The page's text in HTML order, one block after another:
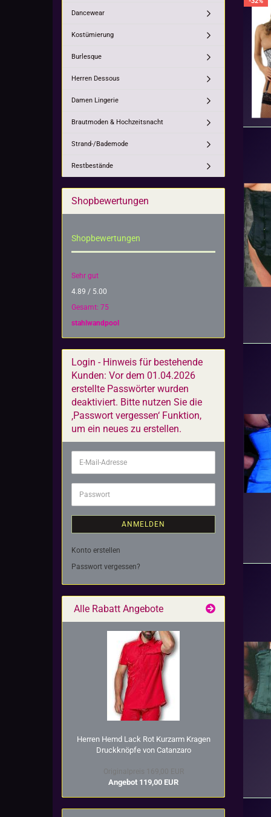
Dancewear
Kostümierung
Burlesque
Herren Dessous
Damen Lingerie
Brautmoden & Hochzeitsnacht
Strand-/Bademode
Restbestände
Shopbewertungen
Shopbewertungen
Sehr gut
4.89 / 5.00
Gesamt: 75
stahlwandpool
Login - Hinweis für bestehende
Kunden: Vor dem 01.04.2026
erstellte Passwörter wurden
deaktiviert. Bitte nutzen Sie die
‚Passwort vergessen‘ Funktion,
um ein neues zu erstellen.
E-
Mail-
Adresse
Passwort
ANMELDEN
Konto erstellen
Passwort vergessen?
Alle Rabatt Angebote
Her­ren Hemd Lack Rot Kurz­arm Kra­gen
Druck­knöp­fe von Ca­t­an­za­ro
Angebot 119,00 EUR